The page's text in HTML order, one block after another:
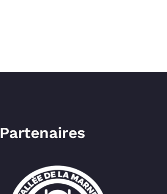
Partenaires